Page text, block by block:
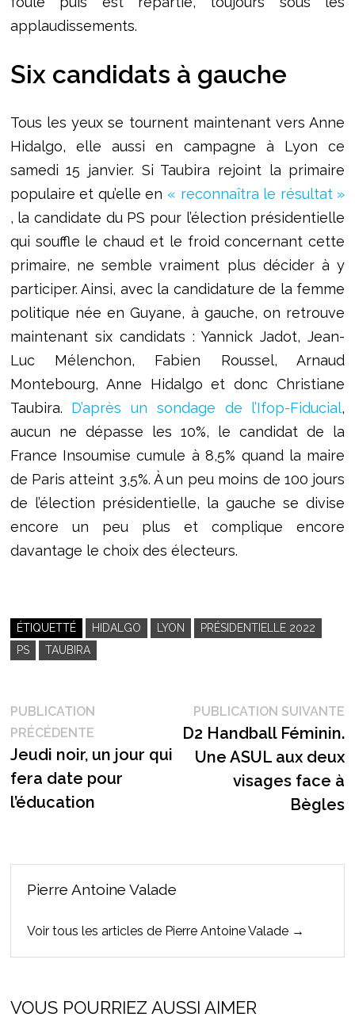
applaudissements.
Six candidats à gauche
Tous les yeux se tournent maintenant vers Anne
Hidalgo, elle aussi en campagne à Lyon ce
samedi 15 janvier. Si Taubira rejoint la primaire
populaire et qu’elle en « reconnaîtra le résultat »
, la candidate du PS pour l’élection présidentielle
qui souffle le chaud et le froid concernant cette
primaire, ne semble vraiment plus décider à y
participer. Ainsi, avec la candidature de la femme
politique née en Guyane, à gauche, on retrouve
maintenant six candidats : Yannick Jadot, Jean-
Luc Mélenchon, Fabien Roussel, Arnaud
Montebourg, Anne Hidalgo et donc Christiane
Taubira. D’après un sondage de l’Ifop-Fiducial,
aucun ne dépasse les 10%, le candidat de la
France Insoumise cumule à 8,5% quand la maire
de Paris atteint 3,5%. À un peu moins de 100 jours
de l’élection présidentielle, la gauche se divise
encore un peu plus et complique encore
davantage le choix des électeurs.
ÉTIQUETTÉ HIDALGO LYON
PRÉSIDENTIELLE 2022
PS
TAUBIRA
Navigation
de
l’article
PUBLICATION
PRÉCÉDENTEPublication
précédente :
Jeudi noir, un jour qui
fera date pour
l’éducation
PUBLICATION SUIVANTE
D2 Handball Féminin.
Une ASUL aux deux
visages face à
Bègles
Pierre Antoine Valade
Voir tous les articles de Pierre Antoine Valade →
VOUS POURRIEZ AUSSI AIMER